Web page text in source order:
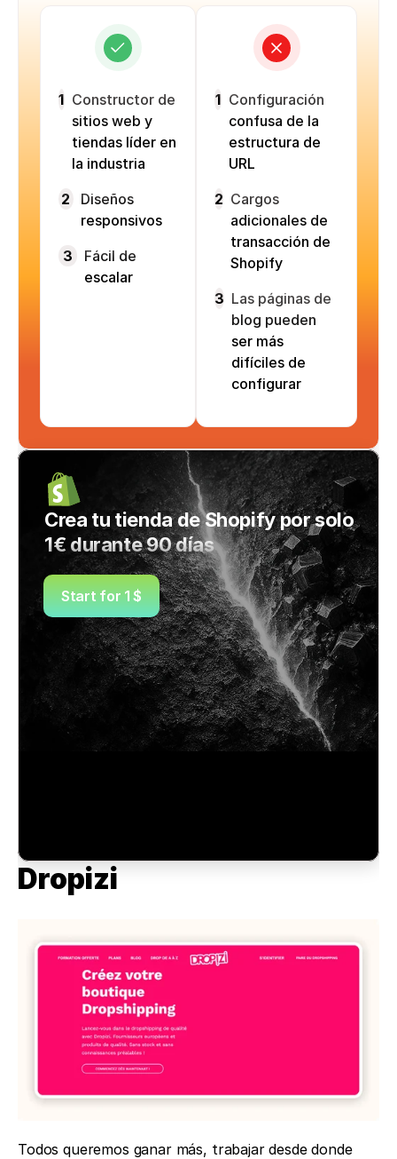
1 Constructor de
sitios web y
tiendas líder en
la industria
2
Diseños
responsivos
3
Fácil de
escalar
1 Configuración
confusa de la
estructura de
URL
2 Cargos
adicionales de
transacción de
Shopify
3 Las páginas de
blog pueden
ser más
difíciles de
configurar
Crea tu tienda de Shopify por solo
1€ durante 90 días
Start for 1 $
Dropizi
Todos queremos ganar más, trabajar desde donde